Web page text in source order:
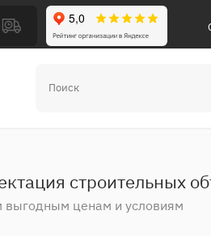
строительных
выгодным ценам и условиям